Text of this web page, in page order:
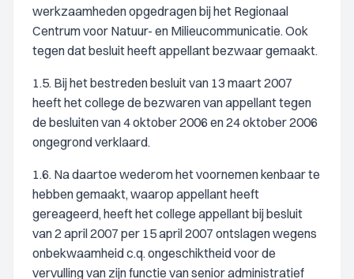
werkzaamheden opgedragen bij het Regionaal
Centrum voor Natuur- en Milieucommunicatie. Ook
tegen dat besluit heeft appellant bezwaar gemaakt.
1.5. Bij het bestreden besluit van 13 maart 2007
heeft het college de bezwaren van appellant tegen
de besluiten van 4 oktober 2006 en 24 oktober 2006
ongegrond verklaard.
1.6. Na daartoe wederom het voornemen kenbaar te
hebben gemaakt, waarop appellant heeft
gereageerd, heeft het college appellant bij besluit
van 2 april 2007 per 15 april 2007 ontslagen wegens
onbekwaamheid c.q. ongeschiktheid voor de
vervulling van zijn functie van senior administratief